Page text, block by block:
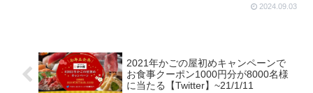
2024.09.03
2021年かごの屋初めキャンペーンで
お食事クーポン1000円分が8000名様
に当たる【Twitter】~21/1/11